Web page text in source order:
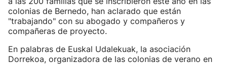
colonias de Bernedo, han aclarado que están
"trabajando" con su abogado y compañeros y
compañeras de proyecto.
En palabras de Euskal Udalekuak, la asociación
Dorrekoa, organizadora de las colonias de verano en